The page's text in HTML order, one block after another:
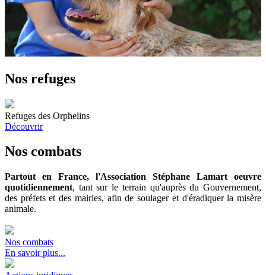
Nos refuges
Refuges des Orphelins
Découvrir
Nos combats
Partout en France, l'Association Stéphane Lamart oeuvre
quotidiennement, tant sur le terrain qu'auprès du Gouvernement,
des préfets et des mairies, afin de soulager et d'éradiquer la misère
animale.
Nos combats
En savoir plus...